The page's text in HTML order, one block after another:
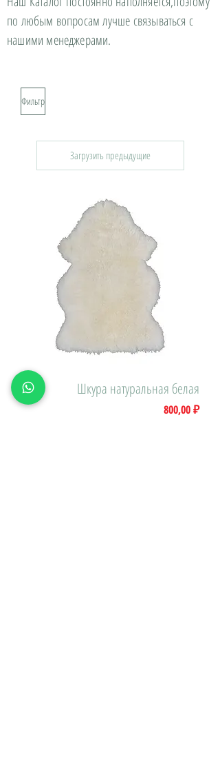
по любым вопросам лучше связываться с
нашими менеджерами.
Фильтр
Загрузить предыдущие
Шкура натуральная белая
Цена
800,00 ₽